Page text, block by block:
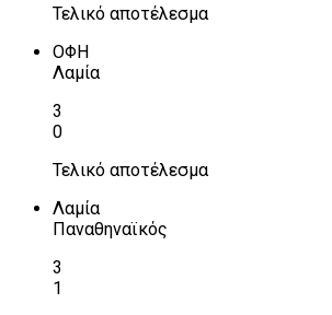
Τελικό αποτέλεσμα
ΟΦΗ
Λαμία
3
0
Τελικό αποτέλεσμα
Λαμία
Παναθηναϊκός
3
1